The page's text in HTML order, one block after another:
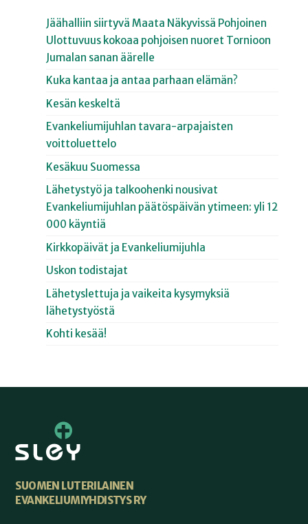
Jäähalliin siirtyvä Maata Näkyvissä Pohjoinen
Ulottuvuus kokoaa pohjoisen nuoret Tornioon
Jumalan sanan äärelle
Kuka kantaa ja antaa parhaan elämän?
Kesän keskeltä
Evankeliumijuhlan tavara-arpajaisten
voittoluettelo
Kesäkuu Suomessa
Lähetystyö ja talkoohenki nousivat
Evankeliumijuhlan päätöspäivän ytimeen: yli 12
000 käyntiä
Kirkkopäivät ja Evankeliumijuhla
Uskon todistajat
Lähetyslettuja ja vaikeita kysymyksiä
lähetystyöstä
Kohti kesää!
SUOMEN LUTERILAINEN
EVANKELIUMIYHDISTYS RY